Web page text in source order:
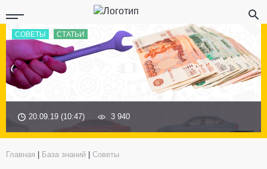
СОВЕТЫ СТАТЬИ
20.09.19 (10:47) 3 940
Главная База знаний Советы